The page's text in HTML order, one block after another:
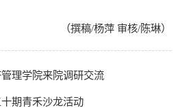
（撰稿/杨萍 审核/陈琳）
理学院来院调研交流
期青禾沙龙活动